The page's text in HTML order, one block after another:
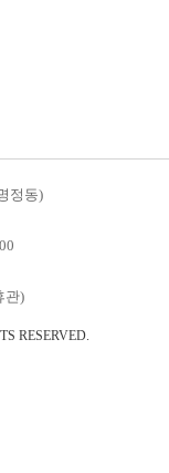
정동)
관)
RESERVED.